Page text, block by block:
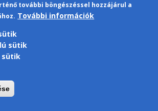
| Kancellária |
Igazgatóság 2019.
további böngészéssel hozzájárul a
További információk
sütik
sütik